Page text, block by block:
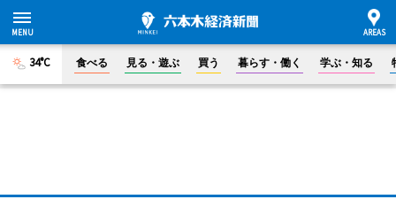
34°C 食べる 見る・遊ぶ 買う 暮らす・働く 学ぶ・知る